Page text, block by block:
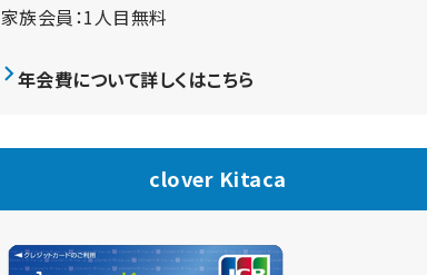
家族会員：1人目無料
年会費について詳しくはこちら
clover Kitaca